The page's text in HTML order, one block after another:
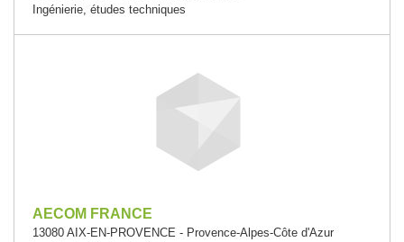
Ingénierie, études techniques
AECOM FRANCE
13080 AIX-EN-PROVENCE - Provence-Alpes-Côte d'Azur